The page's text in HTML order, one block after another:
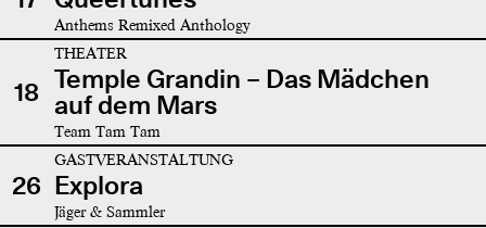
Anthems Remixed Anthology
18
THEATER
Temple Grandin – Das Mädchen
auf dem Mars
Team Tam Tam
26
GASTVERANSTALTUNG
Explora
Jäger & Sammler